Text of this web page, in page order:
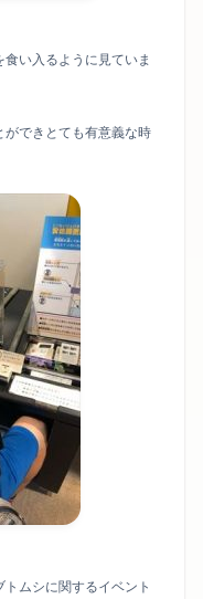
い入るように見ていま
できとても有意義な時
ムシに関するイベント